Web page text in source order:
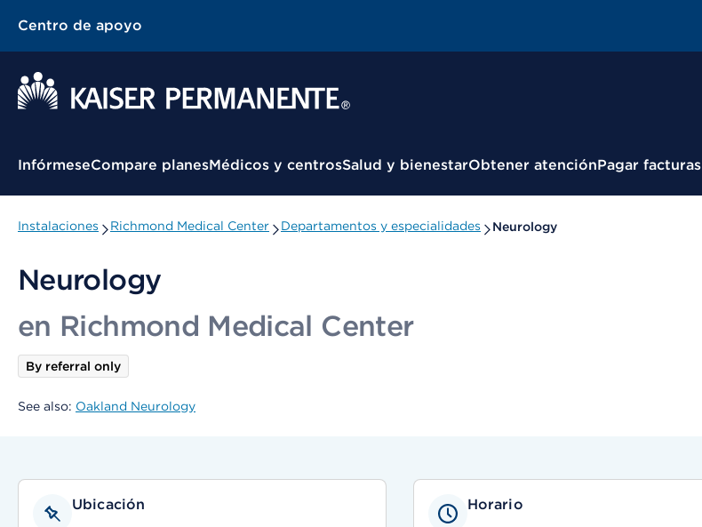
Centro de apoyo
Menú contextual
InfórmeseCompare planesMédicos y centrosSalud y bienestarObtener atenciónPagar facturas
Instalaciones Richmond Medical Center Departamentos y especialidades Neurology
Neurology
en Richmond Medical Center
By referral only
See also: Oakland Neurology
Ubicación Horario